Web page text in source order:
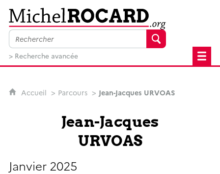
MichelRocard.org
> Recherche avancée
Accueil Parcours Jean-Jacques URVOAS
Jean-Jacques
URVOAS
Janvier 2025